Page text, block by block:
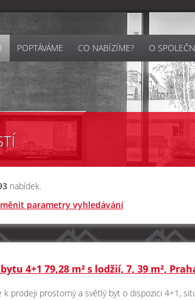
POPTÁVÁME CO NABÍZÍME? O
nabídek.
parametry vyhledávání
4+1 79,28 m² s lodžií, 7, 39 m²,
k prodeji prostorný a světlý byt o dispozici 4+1,